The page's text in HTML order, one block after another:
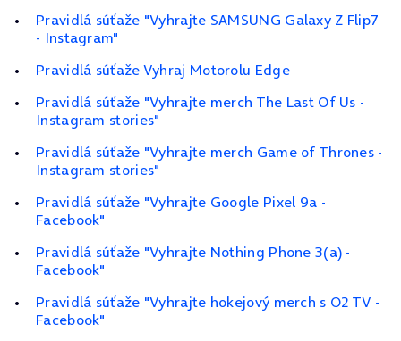
Pravidlá súťaže "Vyhrajte SAMSUNG Galaxy Z Flip7
- Instagram"
Pravidlá súťaže Vyhraj Motorolu Edge
Pravidlá súťaže "Vyhrajte merch The Last Of Us -
Instagram stories"
Pravidlá súťaže "Vyhrajte merch Game of Thrones -
Instagram stories"
Pravidlá súťaže "Vyhrajte Google Pixel 9a -
Facebook"
Pravidlá súťaže "Vyhrajte Nothing Phone 3(a) -
Facebook"
Pravidlá súťaže "Vyhrajte hokejový merch s O2 TV -
Facebook"